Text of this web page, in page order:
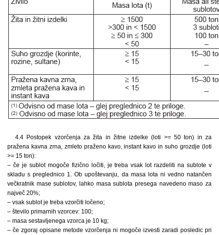
4.4 Postopek vzorčenja za žita in žitne izdelke (loti >= 50 ton) in za
pražena kavna zrna, zmleto praženo kavo, instant kavo in suho grozdje (loti
>= 15 ton):
– če je sublot mogoče fizično ločiti, je treba vsak lot razdeliti na sublote v
skladu s preglednico 1. Ob upoštevanju, da masa lota ni vedno natančen
večkratnik mase sublotov, lahko masa sublota presega navedeno maso za
največ 20%;
– vsak sublot je treba vzorčiti ločeno;
– število primarnih vzorcev: 100;
– masa sestavljenega vzorca je 10 kg;
– če zgoraj opisane metode vzorčenja ni mogoče izvesti zaradi posledic pri